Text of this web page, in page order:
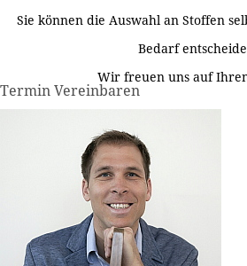
Sie können die Auswahl an Stoffen
Bedarf
Wir freuen uns auf
Termin Vereinbaren